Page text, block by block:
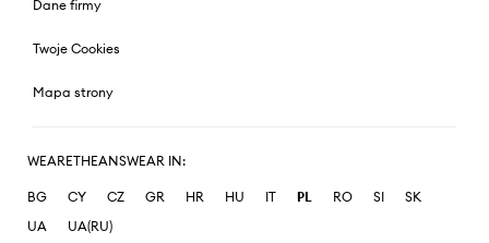
Dane firmy
Twoje Cookies
Mapa strony
WEARETHEANSWEAR IN:
BG CY CZ GR HR HU IT PL RO SI
SK
UA
UA(RU)